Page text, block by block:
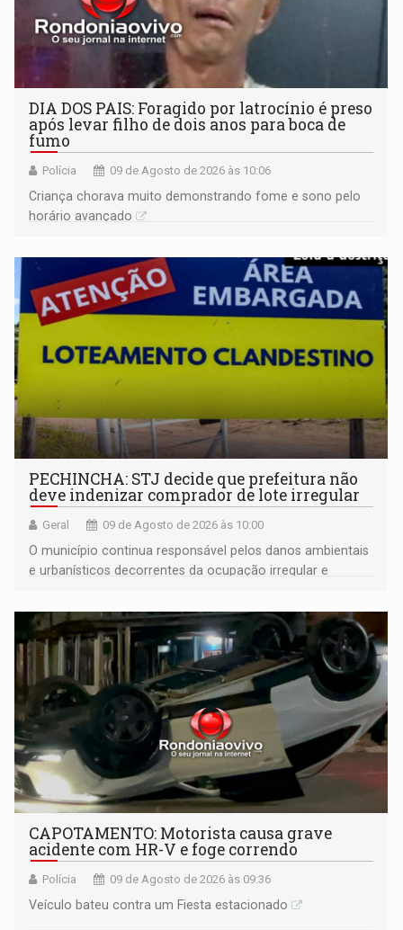
DIA DOS PAIS: Foragido por latrocínio é preso
após levar filho de dois anos para boca de
fumo
Polícia 09 de Agosto de 2026 às 10:06
Criança chorava muito demonstrando fome e sono pelo
horário avançado
PECHINCHA: STJ decide que prefeitura não
deve indenizar comprador de lote irregular
Geral 09 de Agosto de 2026 às 10:00
O município continua responsável pelos danos ambientais
e urbanísticos decorrentes da ocupação irregular e
CAPOTAMENTO: Motorista causa grave
acidente com HR-V e foge correndo
Polícia 09 de Agosto de 2026 às 09:36
Veículo bateu contra um Fiesta estacionado